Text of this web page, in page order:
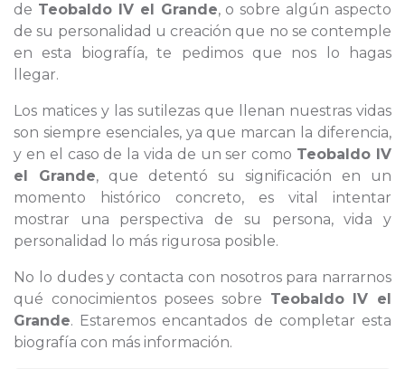
de Teobaldo IV el Grande, o sobre algún aspecto
de su personalidad u creación que no se contemple
en esta biografía, te pedimos que nos lo hagas
llegar.
Los matices y las sutilezas que llenan nuestras vidas
son siempre esenciales, ya que marcan la diferencia,
y en el caso de la vida de un ser como Teobaldo IV
el Grande, que detentó su significación en un
momento histórico concreto, es vital intentar
mostrar una perspectiva de su persona, vida y
personalidad lo más rigurosa posible.
No lo dudes y contacta con nosotros para narrarnos
qué conocimientos posees sobre Teobaldo IV el
Grande. Estaremos encantados de completar esta
biografía con más información.